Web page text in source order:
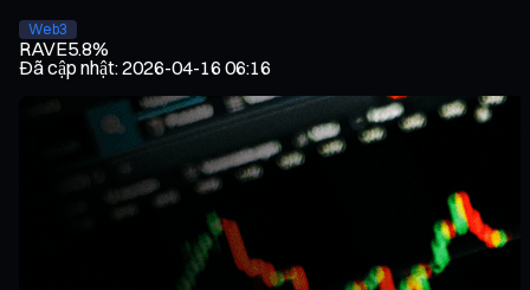
Web3
RAVE5.8%
Đã cập nhật:2026-04-16 06:16